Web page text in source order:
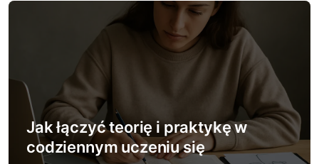
a
Jak łączyć teorię i praktykę w
codziennym uczeniu się